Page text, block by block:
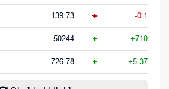
139.73 -0.1
50244 +710
726.78 +5.37